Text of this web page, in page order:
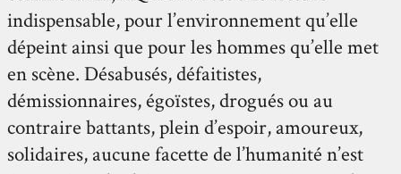
indispensable, pour l’environnement qu’elle
dépeint ainsi que pour les hommes qu’elle met
en scène. Désabusés, défaitistes,
démissionnaires, égoïstes, drogués ou au
contraire battants, plein d’espoir, amoureux,
solidaires, aucune facette de l’humanité n’est